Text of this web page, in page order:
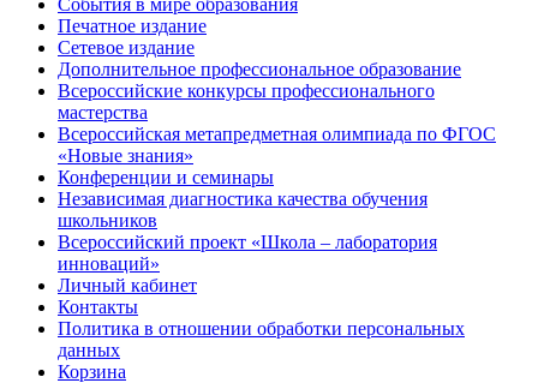
Печатное издание
Сетевое издание
Дополнительное профессиональное образование
Всероссийские конкурсы профессионального
мастерства
Всероссийская метапредметная олимпиада по ФГОС
«Новые знания»
Конференции и семинары
Независимая диагностика качества обучения
школьников
Всероссийский проект «Школа – лаборатория
инноваций»
Личный кабинет
Контакты
Политика в отношении обработки персональных
данных
Корзина